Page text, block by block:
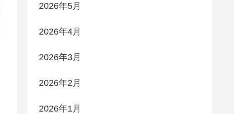
2026年5月
2026年4月
2026年3月
2026年2月
2026年1月